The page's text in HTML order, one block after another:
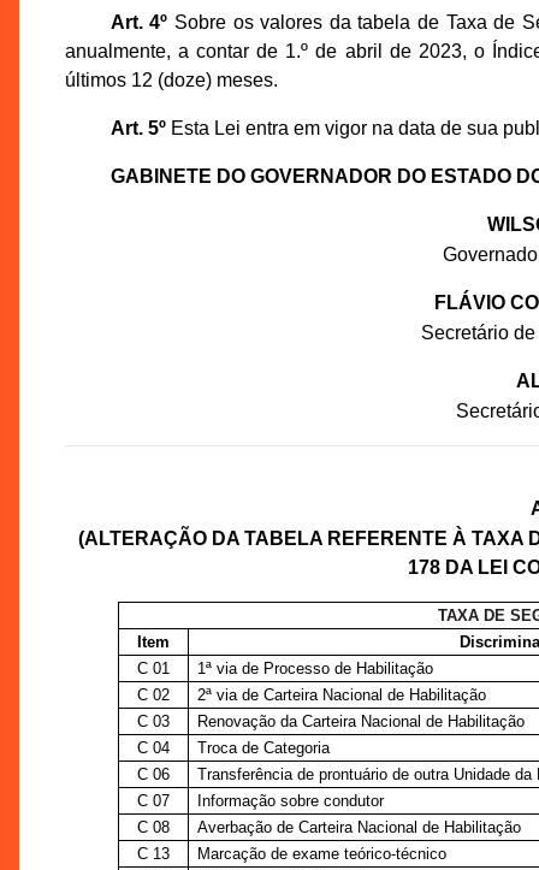
Art. 4º Sobre os valores da tabela de Taxa de
anualmente, a contar de 1.º de abril de 2023, o
últimos 12 (doze) meses.
Art. 5ºEsta Lei entra em vigor na data de sua
GABINETE DO GOVERNADOR DO ESTADO
FLÁVIO
Secretário
(ALTERAÇÃO DA TABELA REFERENTE À TAXA
178 DA LEI
TAXA DE
Item
C 01
1ª via de Processo de Habilitação
C 02
2ª via de Carteira Nacional de Habilitação
C 03
Renovação da Carteira Nacional de Habilitação
C 04
Troca de Categoria
C 06
Transferência de prontuário de outra Unidade da
C 07
Informação sobre condutor
C 08
Averbação de Carteira Nacional de Habilitação
C 13
Marcação de exame teórico-técnico